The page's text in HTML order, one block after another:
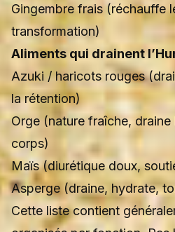
Gingembre frais (réchauffe
transformation)
Aliments qui drainent
Azuki / haricots rouges
la rétention)
Orge (nature fraîche, draine
corps)
Maïs (diurétique doux,
Asperge (draine, hydrate,
Cette liste contient